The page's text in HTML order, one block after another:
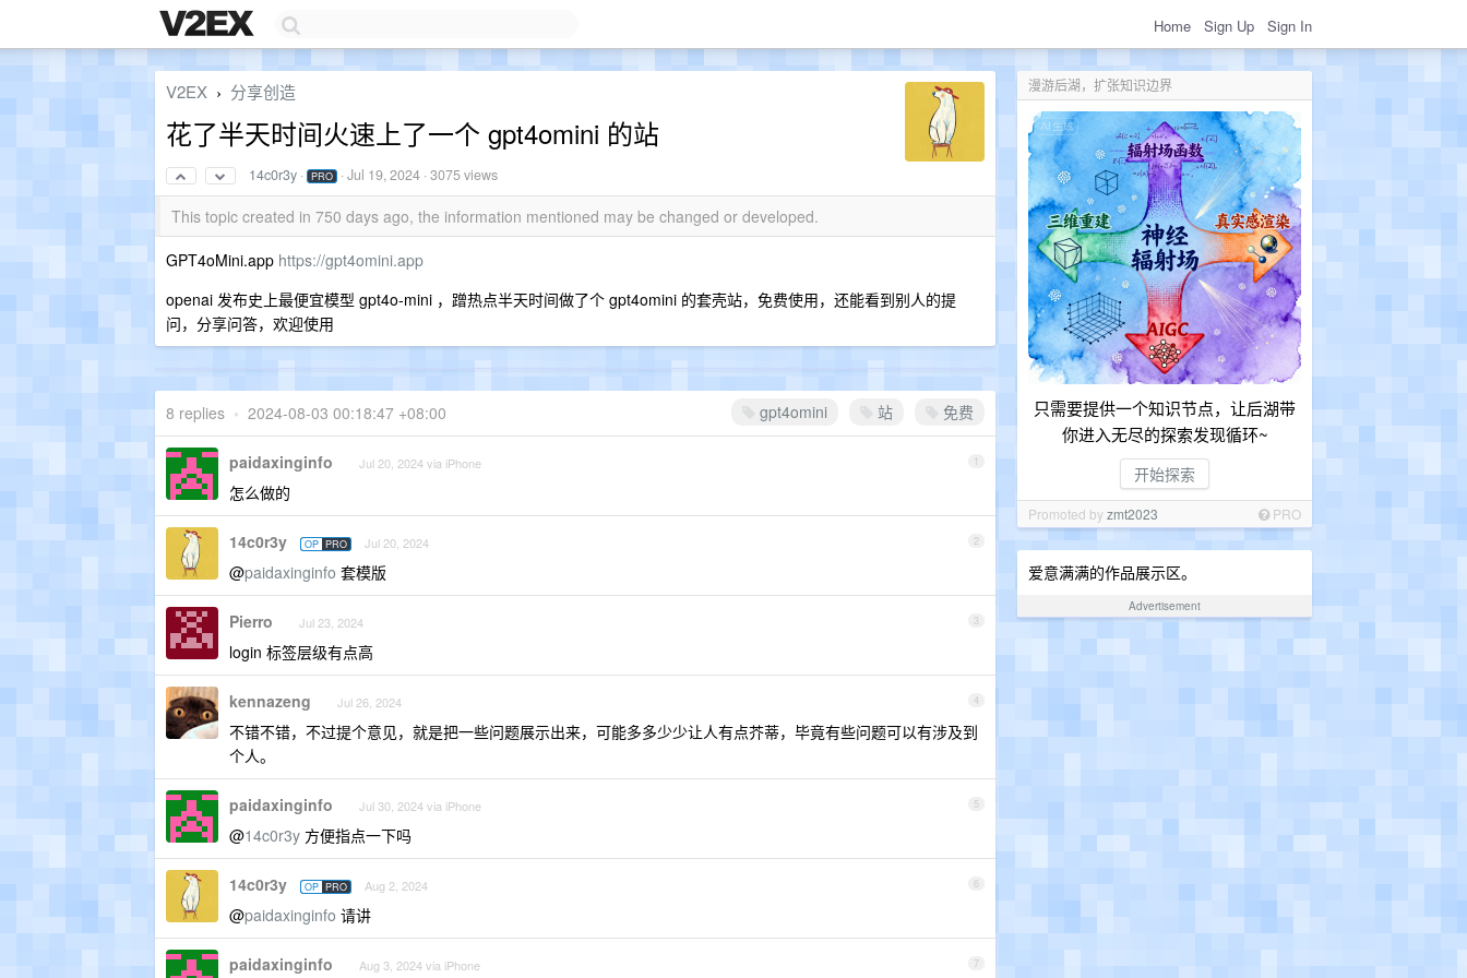
Home Sign Up Sign In
漫游后湖，扩张知识边界
只需要提供一个知识节点，让后湖带
你进入无尽的探索发现循环~
开始探索
Promoted byzmt2023 PRO
爱意满满的作品展示区。
Advertisement
V2EX › 分享创造
花了半天时间火速上了一个 gpt4omini 的站
14c0r3y · PRO ·Jul 19, 2024 · 3075 views
This topic created in 750 days ago, the information mentioned may be changed or developed.
GPT4oMini.app https://gpt4omini.app
openai 发布史上最便宜模型 gpt4o-mini ，蹭热点半天时间做了个 gpt4omini 的套壳站，免费使用，还能看到别人的提
问，分享问答，欢迎使用
gpt4omini 站 免费
8 replies • 2024-08-03 00:18:47 +08:00
1
paidaxinginfo Jul 20, 2024 via iPhone
怎么做的
2
14c0r3y OP PRO Jul 20, 2024
@paidaxinginfo 套模版
3
Pierro Jul 23, 2024
login 标签层级有点高
4
kennazeng Jul 26, 2024
不错不错，不过提个意见，就是把一些问题展示出来，可能多多少少让人有点芥蒂，毕竟有些问题可以有涉及到
个人。
5
paidaxinginfo Jul 30, 2024 via iPhone
@14c0r3y 方便指点一下吗
6
14c0r3y OP PRO Aug 2, 2024
@paidaxinginfo 请讲
7
paidaxinginfo Aug 3, 2024 via iPhone